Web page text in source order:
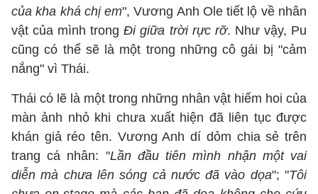
của kha khá chị em", Vương Anh Ole tiết lộ về nhân
vật của mình trongĐi giữa trời rực rỡ. Như vậy, Pu
cũng có thể sẽ là một trong những cô gái bị "cảm
nắng" vì Thái.
Thái có lẽ là một trong những nhân vật hiếm hoi của
màn ảnh nhỏ khi chưa xuất hiện đã liên tục được
khán giả réo tên. Vương Anh dí dỏm chia sẻ trên
trang cá nhân: "Lần đầu tiên mình nhận một vai
diễn mà chưa lên sóng cả nước đã vào dọa"; "Tôi